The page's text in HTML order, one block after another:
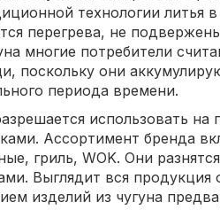
технологии литья в
перегрева, не
многие потребители
поскольку они
периода времени.
использовать на
Ассортимент бренда
гриль, WOK. Они
Выглядит вся продукция
изделий из чугуна